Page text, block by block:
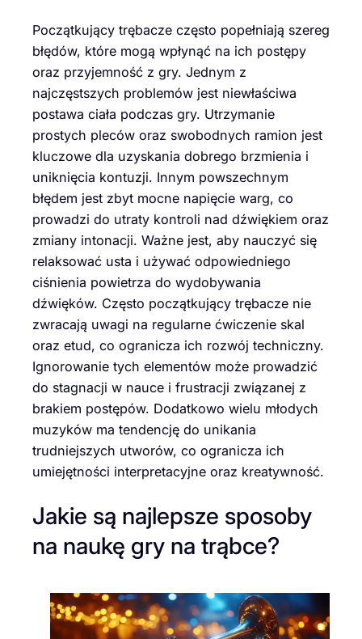
Początkujący trębacze często popełniają szereg
błędów, które mogą wpłynąć na ich postępy
oraz przyjemność z gry. Jednym z
najczęstszych problemów jest niewłaściwa
postawa ciała podczas gry. Utrzymanie
prostych pleców oraz swobodnych ramion jest
kluczowe dla uzyskania dobrego brzmienia i
uniknięcia kontuzji. Innym powszechnym
błędem jest zbyt mocne napięcie warg, co
prowadzi do utraty kontroli nad dźwiękiem oraz
zmiany intonacji. Ważne jest, aby nauczyć się
relaksować usta i używać odpowiedniego
ciśnienia powietrza do wydobywania
dźwięków. Często początkujący trębacze nie
zwracają uwagi na regularne ćwiczenie skal
oraz etud, co ogranicza ich rozwój techniczny.
Ignorowanie tych elementów może prowadzić
do stagnacji w nauce i frustracji związanej z
brakiem postępów. Dodatkowo wielu młodych
muzyków ma tendencję do unikania
trudniejszych utworów, co ogranicza ich
umiejętności interpretacyjne oraz kreatywność.
Jakie są najlepsze sposoby
na naukę gry na trąbce?